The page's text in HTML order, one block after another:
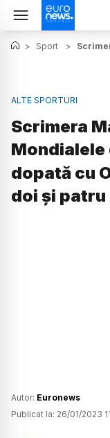
> Sport >
ALTE SPORTURI
Scrimera
Mondialele
dopată cu
doi şi patru
Autor: Euronews
Publicat la: 26/01/2023